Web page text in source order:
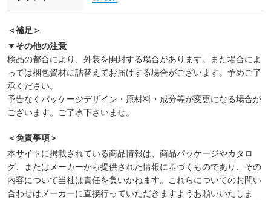
＜補足＞
▼その他の注意
検品の都合により、外装を開封する場合があります。また場合によ
っては梱包資材に詰替えてお届けする場合がございます。予めご了
承ください。
予告なくパッケージデザイン・原材料・成分等が変更になる場合が
ございます。ご了承下さいませ。
＜免責事項＞
本サイトに掲載されている商品情報は、商品パッケージやカタロ
グ、またはメーカーから提供された情報に基づくものであり、その
内容について当社は責任を負いかねます。これらについてのお問い
合わせはメーカーに直接行っていただきますようお願いいたしま